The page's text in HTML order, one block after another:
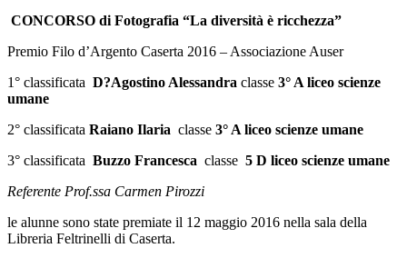
CONCORSO di Fotografia “La diversità è ricchezza”
Premio Filo d’Argento Caserta 2016 – Associazione Auser
1° classificata D?Agostino Alessandra classe 3° A liceo scienze
umane
2° classificata Raiano Ilaria classe 3° A liceo scienze umane
3° classificata Buzzo Francesca classe 5 D liceo scienze umane
Referente Prof.ssa Carmen Pirozzi
le alunne sono state premiate il 12 maggio 2016 nella sala della
Libreria Feltrinelli di Caserta.